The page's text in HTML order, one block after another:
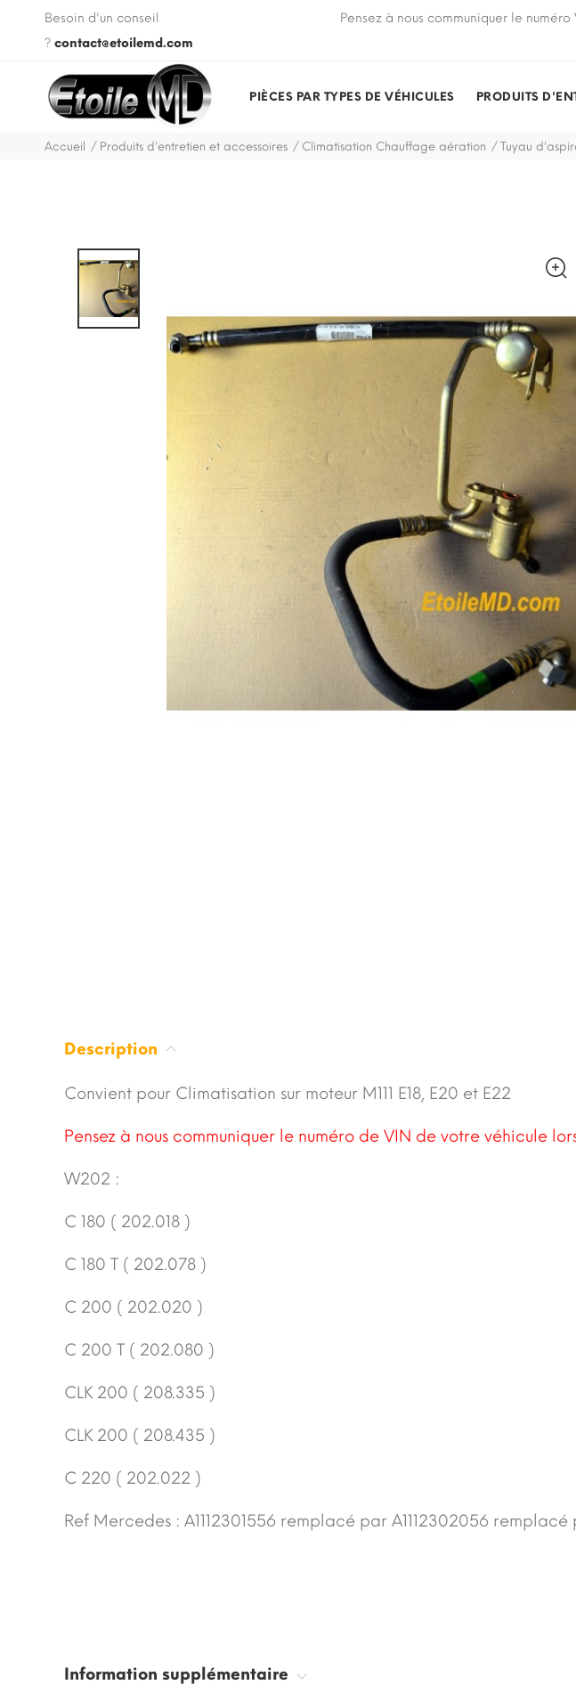
Besoin d'un conseil
? contact@etoilemd.com
VIN de votre véhicule lors de votre commande. Pensez à nous communiquer le
PIÈCES PAR TYPES DE VÉHICULES PRODUITS
Accueil Produits d'entretien et accessoires Climatisation Chauffage aération Tuyau
Description
Convient pour Climatisation sur moteur M111 E18, E20 et E22
Pensez à nous communiquer le numéro de VIN de votre véhicule
W202 :
C 180 ( 202.018 )
C 180 T ( 202.078 )
C 200 ( 202.020 )
C 200 T ( 202.080 )
CLK 200 ( 208.335 )
CLK 200 ( 208.435 )
C 220 ( 202.022 )
Ref Mercedes : A1112301556 remplacé par A1112302056
Information supplémentaire